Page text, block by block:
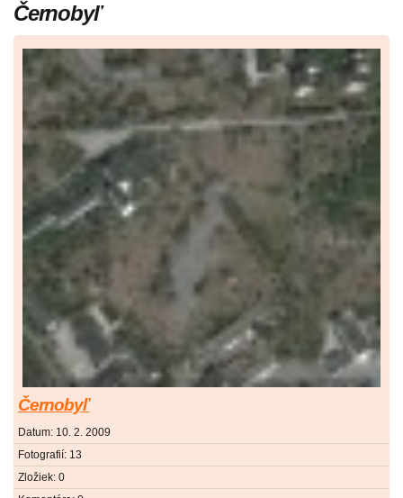
Černobyľ
Černobyľ
Datum: 10. 2. 2009
Fotografií: 13
Zložiek: 0